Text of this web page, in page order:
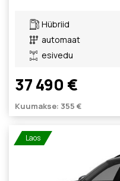
Hübriid
automaat
esivedu
37 490 €
Kuumakse: 355 €
Laos